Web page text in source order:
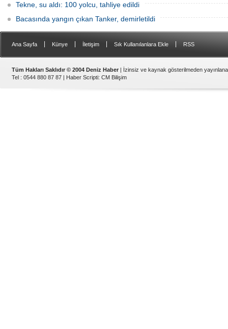
Tekne, su aldı: 100 yolcu, tahliye edildi
Bacasında yangın çıkan Tanker, demirletildi
Ana Sayfa Künye İletişim Sık Kullanılanlara Ekle RSS
Tüm Hakları Saklıdır © 2004 Deniz Haber | İzinsiz ve kaynak gösterilmeden
Tel : 0544 880 87 87 | Haber Scripti: CM Bilişim